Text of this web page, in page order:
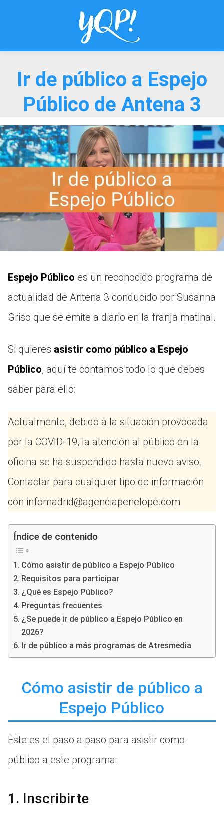
Ir de público a Espejo
Público de Antena 3
Espejo Público es un reconocido programa de
actualidad de Antena 3 conducido por Susanna
Griso que se emite a diario en la franja matinal.
Si quieres asistir como público a Espejo
Público, aquí te contamos todo lo que debes
saber para ello:
Actualmente, debido a la situación provocada
por la COVID-19, la atención al público en la
oficina se ha suspendido hasta nuevo aviso.
Contactar para cualquier tipo de información
con infomadrid@agenciapenelope.com
Índice de contenido
Cómo asistir de público a Espejo Público
Requisitos para participar
¿Qué es Espejo Público?
Preguntas frecuentes
¿Se puede ir de público a Espejo Público en
2026?
Ir de público a más programas de Atresmedia
Cómo asistir de público a
Espejo Público
Este es el paso a paso para asistir como
público a este programa:
1. Inscribirte